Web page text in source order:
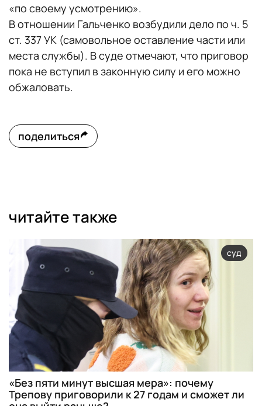
«по своему усмотрению».
В отношении Гальченко возбудили дело по ч. 5
ст. 337 УК (самовольное оставление части или
места службы). В суде отмечают, что приговор
пока не вступил в законную силу и его можно
обжаловать.
поделиться
читайте также
суд
«Без пяти минут высшая мера»: почему
Трепову приговорили к 27 годам и сможет ли